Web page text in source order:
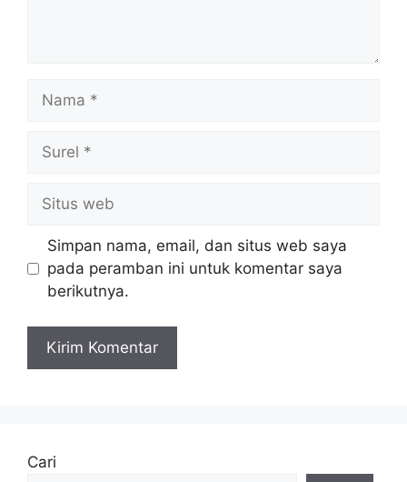
Nama
Surel
Situs
web
Simpan nama, email, dan situs web saya
pada peramban ini untuk komentar saya
berikutnya.
Cari